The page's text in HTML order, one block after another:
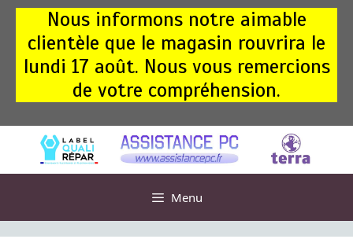
Aller
contenu
Nous informons notre aimable
clientèle que le magasin rouvrira le
lundi 17 août. Nous vous remercions
de votre compréhension.
Menu